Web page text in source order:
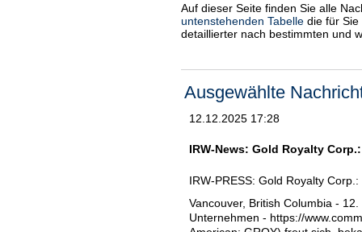
Auf dieser Seite finden Sie alle
untenstehenden Tabelle die für
detaillierter nach bestimmten und
Ausgewählte
12.12.2025 17:28
IRW-News: Gold Royalty
IRW-PRESS: Gold Royalty
Vancouver, British Columbia -
Unternehmen - https://